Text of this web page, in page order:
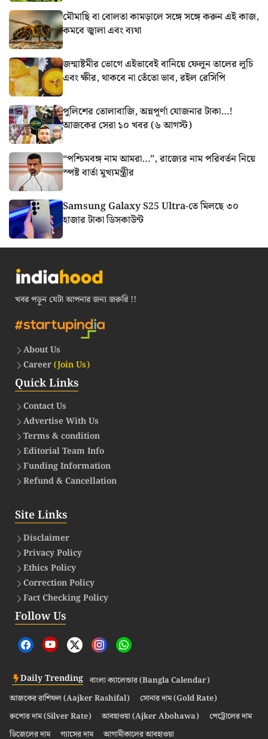
মৌমাছি বা বোলতা কামড়ালে সঙ্গে সঙ্গে করুন এই কাজ,
কমবে জ্বালা এবং ব্যথা
জন্মাষ্টমীর ভোগে এইভাবেই বানিয়ে ফেলুন তালের লুচি
এবং ক্ষীর, থাকবে না তেঁতো ভাব, রইল রেসিপি
পুলিশের তোলাবাজি, অন্নপূর্ণা যোজনার টাকা…!
আজকের সেরা ১০ খবর (৬ আগস্ট)
“পশ্চিমবঙ্গ নাম আমরা…”, রাজ্যের নাম পরিবর্তন নিয়ে
স্পষ্ট বার্তা মুখ্যমন্ত্রীর
Samsung Galaxy S25 Ultra-তে মিলছে ৩০
হাজার টাকা ডিসকাউন্ট
খবর পড়ুন যেটা আপনার জন্য জরুরি !!
About Us
Career(Join Us)
Quick Links
Contact Us
Advertise With Us
Terms & condition
Editorial Team Info
Funding Information
Refund & Cancellation
Site Links
Disclaimer
Privacy Policy
Ethics Policy
Correction Policy
Fact Checking Policy
Follow Us
Daily Trending বাংলা ক্যালেন্ডার (Bangla Calendar)
আজকের রাশিফল (Aajker Rashifal)
সোনার দাম (Gold Rate)
রুপোর দাম (Silver Rate)
আবহাওয়া (Ajker Abohawa)
পেট্রোলের দাম
ডিজেলের দাম
গ্যাসের দাম আগামীকালের আবহাওয়া